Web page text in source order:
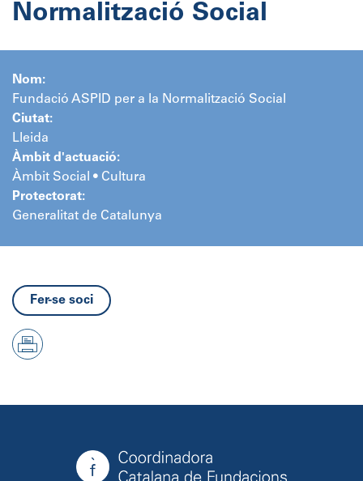
Normalització Social
Nom:
Fundació ASPID per a la Normalització Social
Ciutat:
Lleida
Àmbit d'actuació:
Àmbit Social • Cultura
Protectorat:
Generalitat de Catalunya
Fer-se soci